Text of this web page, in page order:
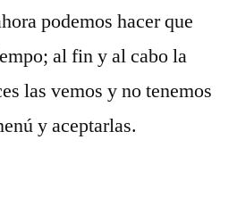
podemos hacer que
al fin y al cabo la
las vemos y no tenemos
y aceptarlas.